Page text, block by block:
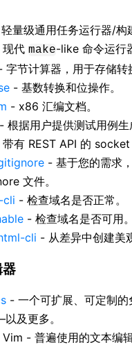
量级通用任务运行器/构
代 make-like 命令运行
字节计算器，用于存储转
- 基数转换和位操作。
- x86 汇编文档。
- 根据用户提供测试用例生
有 REST API 的 socket
- 基于您的需求
文件。
cli - 检查域名是否正常。
- 检查域名是否可用。
cli - 从差异中创建美
- 一个可扩展、可定制
及更多。
- 普遍使用的文本编辑